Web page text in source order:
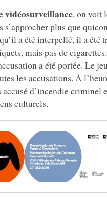
vidéosurveillance, on voit
s’approcher plus que
a été interpellé, il a été
mais pas de
a été portée. Le
les accusations. À
d’incendie criminel
culturels.